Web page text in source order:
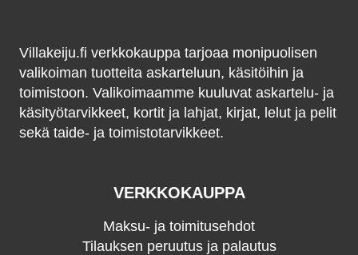
Villakeiju.fi verkkokauppa tarjoaa monipuolisen
valikoiman tuotteita askarteluun, käsitöihin ja
toimistoon. Valikoimaamme kuuluvat askartelu- ja
käsityötarvikkeet, kortit ja lahjat, kirjat, lelut ja pelit
sekä taide- ja toimistotarvikkeet.
VERKKOKAUPPA
Maksu- ja toimitusehdot
Tilauksen peruutus ja palautus